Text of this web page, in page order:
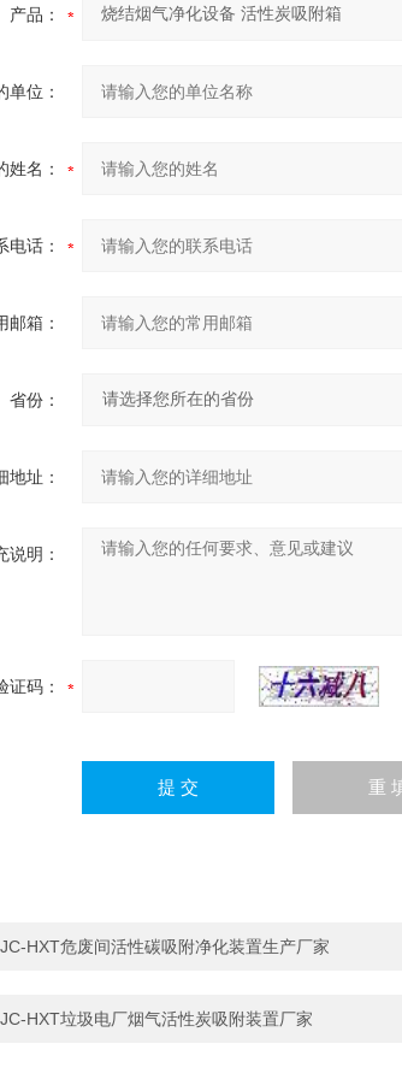
产品：
单位：
姓名：
电话：
邮箱：
省份：
地址：
说明：
证码：
JC-HXT危废间活性碳吸附净化装置生产厂家
JC-HXT垃圾电厂烟气活性炭吸附装置厂家